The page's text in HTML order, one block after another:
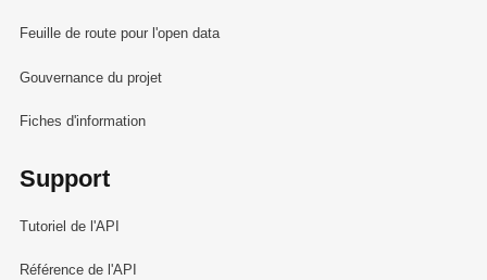
Feuille de route pour l'open data
Gouvernance du projet
Fiches d'information
Support
Tutoriel de l'API
Référence de l'API